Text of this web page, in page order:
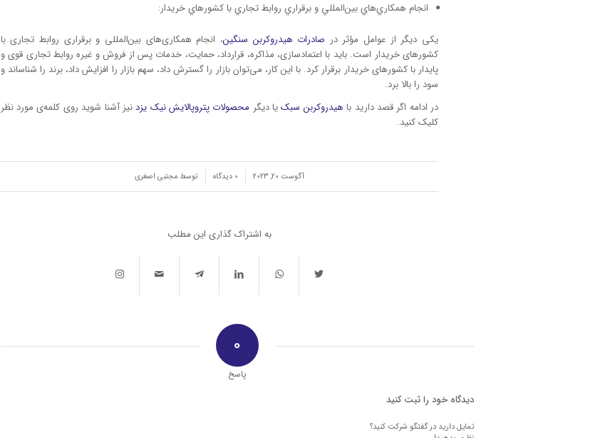
انجام همكاري‌هاي بين‌المللي و برقراري روابط تجاري با كشورهاي خريدار:
یکی دیگر از عوامل مؤثر در صادرات هیدروکربن سنگین، انجام همکاری‌های بین‌المللی و برقراری روابط تجاری با
کشورهای خریدار است. باید با اعتمادسازی، مذاکره، قرارداد، حمایت، خدمات پس از فروش و غیره روابط تجاری قوی و
پایدار با کشورهای خریدار برقرار کرد. با این کار، می‌توان بازار را گسترش داد، سهم بازار را افزایش داد، برند را شناساند و
سود را بالا برد.
در ادامه اگر قصد دارید با هیدروکربن سبکیا دیگر محصولات پتروپالایش نیک یزدنیز آشنا شوید روی کلمه‌ی مورد نظر
کلیک کنید.
آگوست 20, 2023
/ 0 دیدگاه‌ توسطمجتبی اصغری
به اشتراک گذاری این مطلب
0
پاسخ
دیدگاه خود را ثبت کنید
تمایل دارید در گفتگو شرکت کنید؟